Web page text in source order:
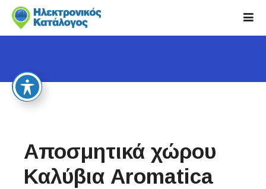
i
Αποσμητικά χώρου
Καλύβια Aromatica